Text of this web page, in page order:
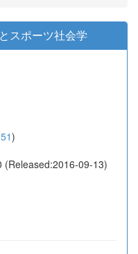
スポーツ社会学
)
09-13)